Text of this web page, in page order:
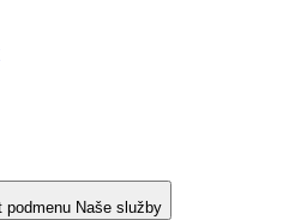
podmenu Naše služby